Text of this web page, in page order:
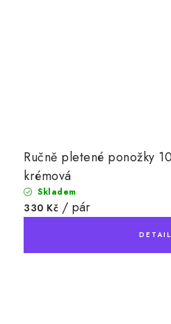
Ručně pletené ponožky
krémová
Skladem
330 Kč / pár